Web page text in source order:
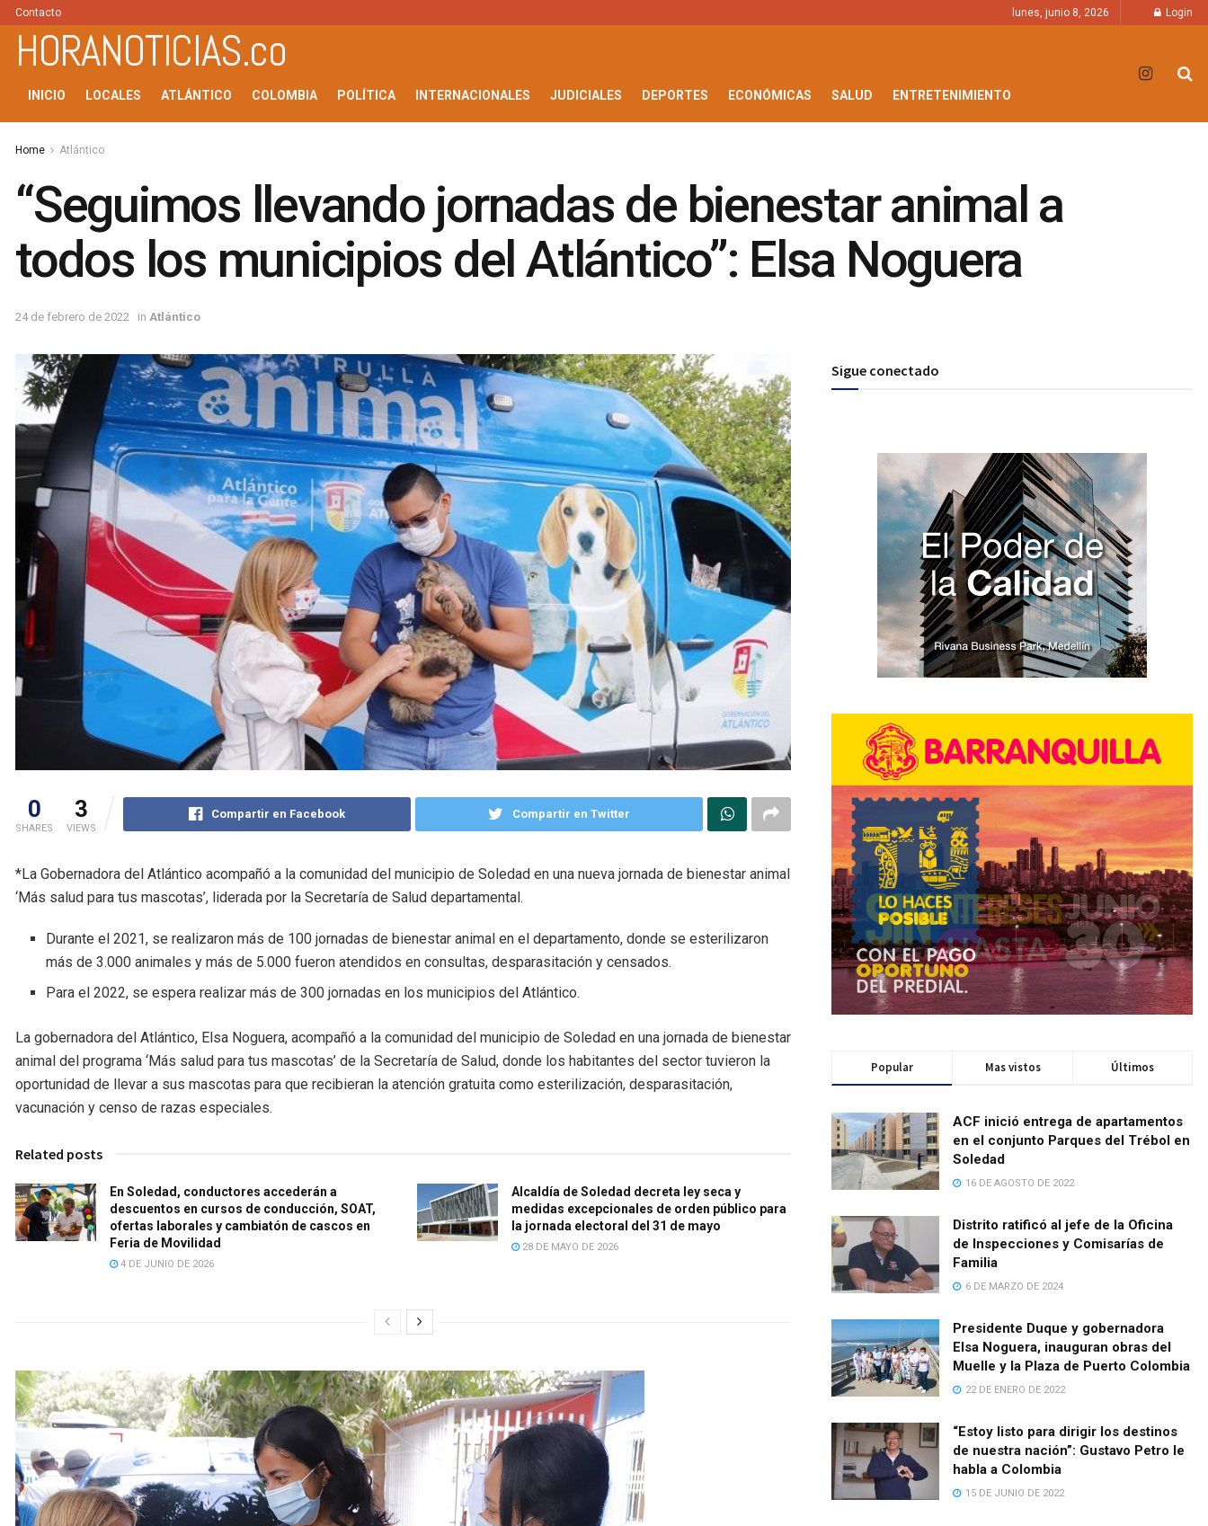
Contacto lunes, junio 8, 2026 Login
HORANOTICIAS.co
INICIO LOCALES ATLÁNTICO COLOMBIA POLÍTICA INTERNACIONALES JUDICIALES DEPORTES ECONÓMICAS SALUD ENTRETENIMIENTO
Home Atlántico
“Seguimos llevando jornadas de bienestar animal a
todos los municipios del Atlántico”: Elsa Noguera
24 de febrero de 2022 in Atlántico
0
SHARES
3
VIEWS
Compartir en Facebook Compartir en Twitter
*La Gobernadora del Atlántico acompañó a la comunidad del municipio de Soledad en una nueva jornada de bienestar animal
‘Más salud para tus mascotas’, liderada por la Secretaría de Salud departamental.
Durante el 2021, se realizaron más de 100 jornadas de bienestar animal en el departamento, donde se esterilizaron
más de 3.000 animales y más de 5.000 fueron atendidos en consultas, desparasitación y censados.
Para el 2022, se espera realizar más de 300 jornadas en los municipios del Atlántico.
La gobernadora del Atlántico, Elsa Noguera, acompañó a la comunidad del municipio de Soledad en una jornada de bienestar
animal del programa ‘Más salud para tus mascotas’ de la Secretaría de Salud, donde los habitantes del sector tuvieron la
oportunidad de llevar a sus mascotas para que recibieran la atención gratuita como esterilización, desparasitación,
vacunación y censo de razas especiales.
Related posts
En Soledad, conductores accederán a
descuentos en cursos de conducción, SOAT,
ofertas laborales y cambiatón de cascos en
Feria de Movilidad
4 DE JUNIO DE 2026
Alcaldía de Soledad decreta ley seca y
medidas excepcionales de orden público para
la jornada electoral del 31 de mayo
28 DE MAYO DE 2026
Sigue conectado
Popular Mas vistos Últimos
ACF inició entrega de apartamentos
en el conjunto Parques del Trébol en
Soledad
16 DE AGOSTO DE 2022
Distrito ratificó al jefe de la Oficina
de Inspecciones y Comisarías de
Familia
6 DE MARZO DE 2024
Presidente Duque y gobernadora
Elsa Noguera, inauguran obras del
Muelle y la Plaza de Puerto Colombia
22 DE ENERO DE 2022
“Estoy listo para dirigir los destinos
de nuestra nación”: Gustavo Petro le
habla a Colombia
15 DE JUNIO DE 2022